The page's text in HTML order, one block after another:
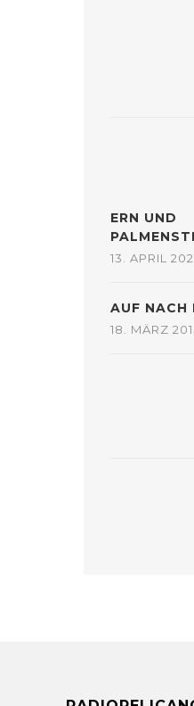
ERN UND
13. APRIL
AUF NACH
18. MÄRZ